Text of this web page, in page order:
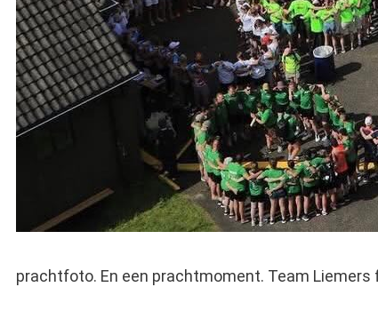
prachtfoto. En een prachtmoment. Team